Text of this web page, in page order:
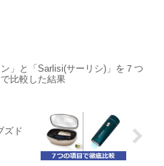
ン」と「Sarlisi(サーリシ)」を７つ
比較した結果
ズド